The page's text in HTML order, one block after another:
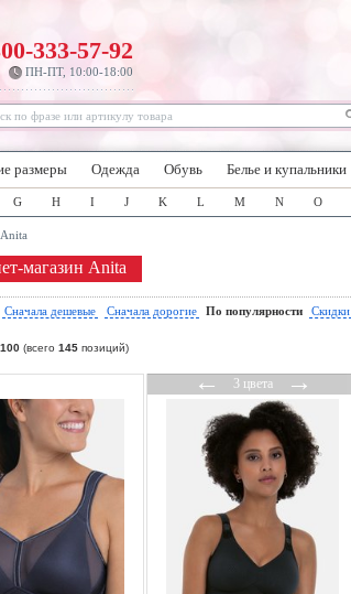
333-57-92
ПН-ПТ, 10:00-18:00
размеры Одежда Обувь Белье и купальники
G H I J K L M N O
Anita
магазин Anita
Сначала дешевые Сначала дорогие По популярности Скидки
100 (всего 145 позиций)
←3 цвета→